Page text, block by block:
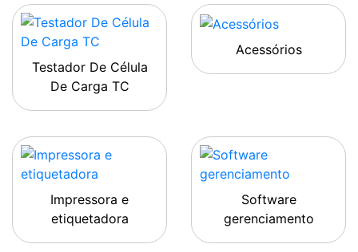
Testador De Célula
De Carga TC
Acessórios
Impressora e
etiquetadora
Software
gerenciamento